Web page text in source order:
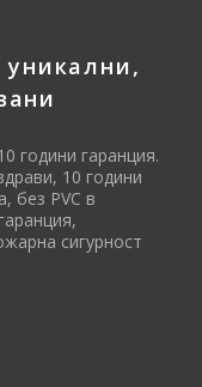
години гаранция.
10 години
без PVC в
сигурност